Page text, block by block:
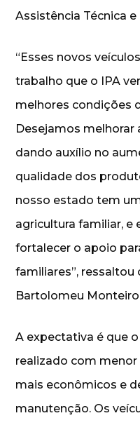
Assistência Técnica
“Esses novos
trabalho que o IPA
melhores condições
Desejamos melhorar
dando auxílio no
qualidade dos
nosso estado tem
agricultura familiar, e
fortalecer o apoio
familiares”, ressaltou
Bartolomeu
A expectativa é que
realizado com menor
mais econômicos e
manutenção. Os